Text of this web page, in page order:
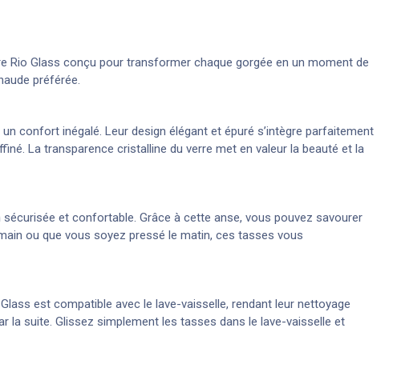
Rio Glass conçu pour transformer chaque gorgée en un moment de
préférée.
confort inégalé. Leur design élégant et épuré s’intègre parfaitement
La transparence cristalline du verre met en valeur la beauté et la
et confortable. Grâce à cette anse, vous pouvez savourer
ou que vous soyez pressé le matin, ces tasses vous
est compatible avec le lave-vaisselle, rendant leur nettoyage
suite. Glissez simplement les tasses dans le lave-vaisselle et